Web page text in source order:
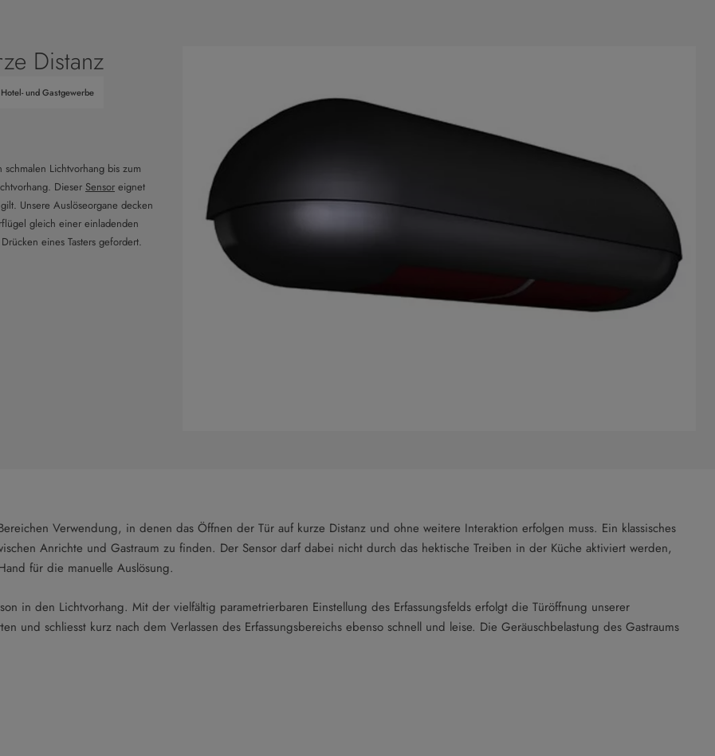
Distanz
Hotel- und Gastgewerbe
Lichtvorhang bis zum
Dieser Sensor eignet
Unsere Auslöseorgane decken
gleich einer einladenden
eines Tasters gefordert.
Verwendung, in denen das Öffnen der Tür auf kurze Distanz und ohne weitere Interaktion erfolgen muss. Ein klassisches
Anrichte und Gastraum zu finden. Der Sensor darf dabei nicht durch das hektische Treiben in der Küche aktiviert werden,
für die manuelle Auslösung.
in den Lichtvorhang. Mit der vielfältig parametrierbaren Einstellung des Erfassungsfelds erfolgt die Türöffnung unserer
und schliesst kurz nach dem Verlassen des Erfassungsbereichs ebenso schnell und leise. Die Geräuschbelastung des Gastraums